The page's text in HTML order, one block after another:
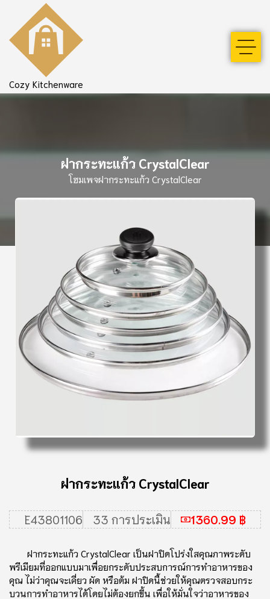
Cozy Kitchenware
ฝากระทะแก้ว CrystalClear
โฮมเพจฝากระทะแก้ว CrystalClear
ฝากระทะแก้ว CrystalClear
E43801106 33 การประเมิน 1360.99 ฿
ฝากระทะแก้ว CrystalClear เป็นฝาปิดโปร่งใสคุณภาพระดับ
พรีเมียมที่ออกแบบมาเพื่อยกระดับประสบการณ์การทําอาหารของ
คุณ ไม่ว่าคุณจะเคี่ยว ผัด หรือต้ม ฝาปิดนี้ช่วยให้คุณตรวจสอบกระ
บวนการทําอาหารได้โดยไม่ต้องยกขึ้น เพื่อให้มั่นใจว่าอาหารของ